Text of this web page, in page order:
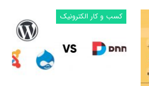
کسب و کار الکترونیک